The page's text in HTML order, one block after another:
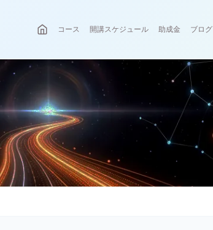
コース 開講スケジュール 助成金 ブログ